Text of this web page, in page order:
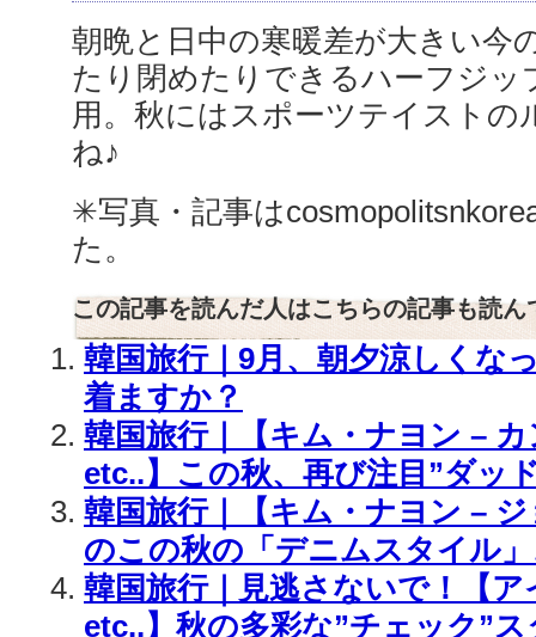
朝晩と日中の寒暖差が大きい今
たり閉めたりできるハーフジッ
用。秋にはスポーツテイストの
ね♪
✳︎写真・記事は
た。
この記事を読んだ人はこちらの記事も読ん
韓国旅行｜9月、朝夕涼しくな
着ますか？
韓国旅行｜【キム・ナヨン –
etc..】この秋、再び注目”ダッ
韓国旅行｜【キム・ナヨン –
のこの秋の「デニムスタイル
韓国旅行｜見逃さないで！【
etc..】秋の多彩な”チェック”